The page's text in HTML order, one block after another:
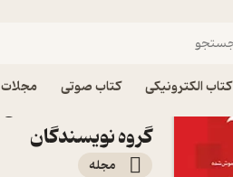
کتاب الکترونیکی کتاب صوتی مجلات
گروه نویسندگان
مجله